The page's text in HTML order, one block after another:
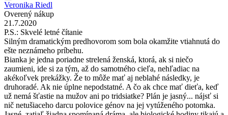
Veronika Riedl
Overený nákup
21.7.2020
P.S.: Skvelé letné čítanie
Silným dramatickým predhovorom som bola okamžite vtiahnutá do
ešte neznámeho príbehu.
Bianka je jedna poriadne strelená ženská, ktorá, ak si niečo
zaumieni, ide si za tým, až do samotného cieľa, nehľadiac na
akékoľvek prekážky. Že to môže mať aj neblahé následky, je
druhoradé. Ak nie úplne nepodstatné. A čo ak chce mať dieťa, keď
už nemá šťastie na mužov ani po tridsiatke? Plán je jasný... nájsť si
nič netušiaceho darcu polovice génov na jej vytúženého potomka.